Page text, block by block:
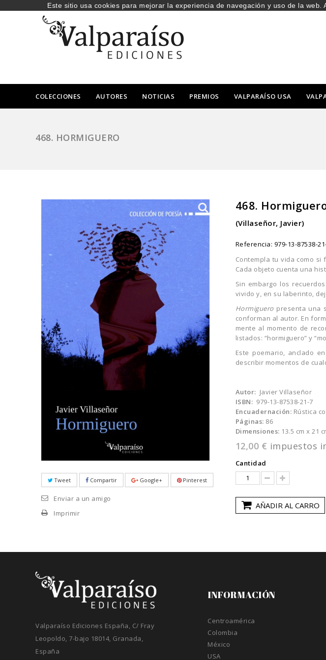
COLECCIONES AUTORES NOTICIAS PREMIOS VALPARAÍSO USA
468. HORMIGUERO
Tweet Compartir Google+ Pinterest
Enviar a un amigo
Imprimir
468.
(Villaseñor, Javier)
Referencia: 979-13-87538-
Contempla tu vida como
Cada objeto cuenta una
Sin embargo los
vivido y, en su laberinto,
Hormiguero presenta una
conforman al autor. En
mente al momento de
listados: “hormiguero” y
Este poemario, anclado
describir momentos de
Autor: Javier Villaseñor
ISBN: 979-13-87538-21-7
Encuadernación: Rústica
Páginas: 86
Dimensiones: 13.5 cm x 21
12,00 € impuestos
Cantidad
AÑADIR AL CARRO
INFORMACIÓN
Centroamérica
Colombia
México
USA
Valparaíso Ediciones España, C/ Fray
Leopoldo, 7-bajo 18014, Granada,
España
Este sitio usa cookies para mejorar la experiencia de navegación y uso de la